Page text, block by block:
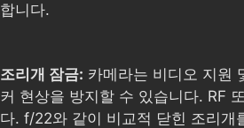
합니다.
조리개 잠금: 카메라는 비디오 지원
커 현상을 방지할 수 있습니다. RF
다. f/22와 같이 비교적 닫힌 조리개